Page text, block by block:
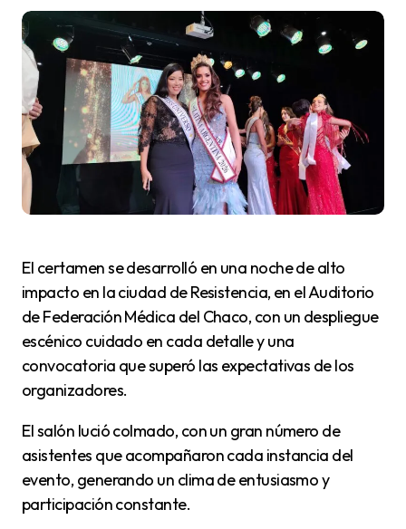
El certamen se desarrolló en una noche de alto
impacto en la ciudad de Resistencia, en el Auditorio
de Federación Médica del Chaco, con un despliegue
escénico cuidado en cada detalle y una
convocatoria que superó las expectativas de los
organizadores.
El salón lució colmado, con un gran número de
asistentes que acompañaron cada instancia del
evento, generando un clima de entusiasmo y
participación constante.